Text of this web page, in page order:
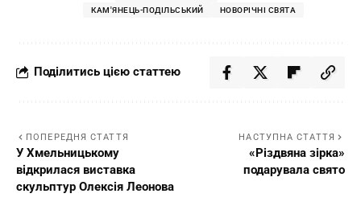
КАМ'ЯНЕЦЬ-ПОДІЛЬСЬКИЙ НОВОРІЧНІ СВЯТА
Поділитись цією статтею
ПОПЕРЕДНЯ СТАТТЯ
У Хмельницькому
відкрилася виставка
скульптур Олексія Леонова
НАСТУПНА СТАТТЯ
«Різдвяна зірка»
подарувала свято